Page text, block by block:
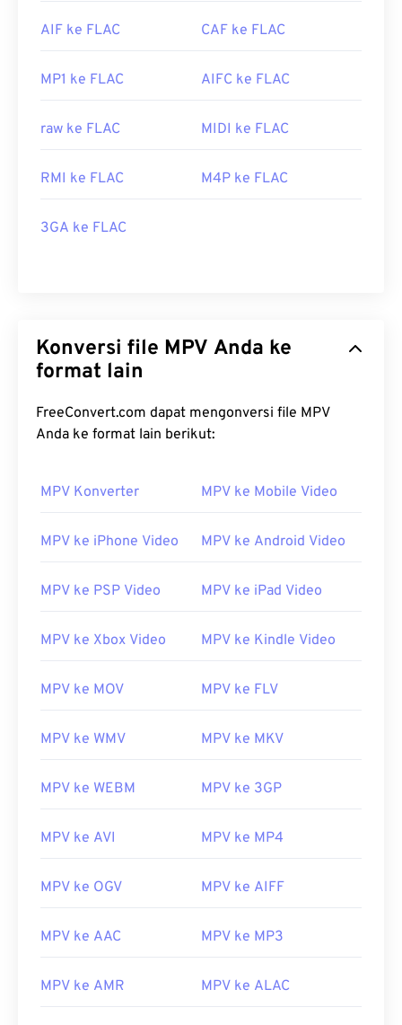
00 00 00
00 00 00
AIF ke FLAC CAF ke FLAC
MP1 ke FLAC AIFC ke FLAC
raw ke FLAC MIDI ke FLAC
RMI ke FLAC M4P ke FLAC
3GA ke FLAC
Konversi file MPV Anda ke
format lain
FreeConvert.com dapat mengonversi file MPV
Anda ke format lain berikut:
MPV Konverter MPV ke Mobile Video
MPV ke iPhone Video MPV ke Android Video
MPV ke PSP Video MPV ke iPad Video
MPV ke Xbox Video MPV ke Kindle Video
MPV ke MOV MPV ke FLV
MPV ke WMV MPV ke MKV
MPV ke WEBM MPV ke 3GP
MPV ke AVI MPV ke MP4
MPV ke OGV MPV ke AIFF
MPV ke AAC MPV ke MP3
MPV ke AMR MPV ke ALAC